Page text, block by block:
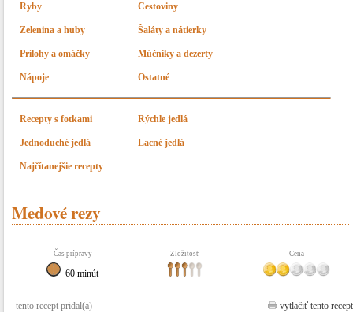
Ryby Cestoviny
Zelenina a huby Šaláty a nátierky
Prílohy a omáčky Múčniky a dezerty
Nápoje Ostatné
Recepty s fotkami Rýchle jedlá
Jednoduché jedlá Lacné jedlá
Najčítanejšie recepty
Medové rezy
Čas prípravy Zložitosť Cena
60 minút
tento recept pridal(a) vytlačiť tento recept